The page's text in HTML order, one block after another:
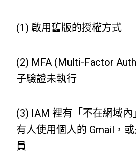
(1) 啟用舊版的授權方式
(2) MFA (Multi-Factor
子驗證未執行
(3) IAM 裡有「不在網域
有人使用個人的 Gmail，
員